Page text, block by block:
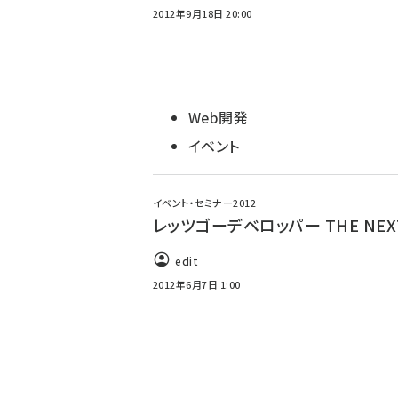
2012年9月18日 20:00
Web開発
イベント
イベント・セミナー2012
レッツゴーデベロッパー THE
edit
2012年6月7日 1:00